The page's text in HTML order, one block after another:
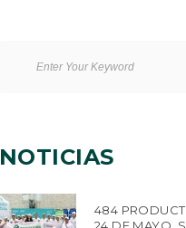
NOTICIAS
484
24 DE MAYO,